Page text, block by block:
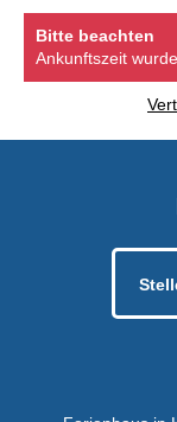
Bitte beachten
Ankunftszeit